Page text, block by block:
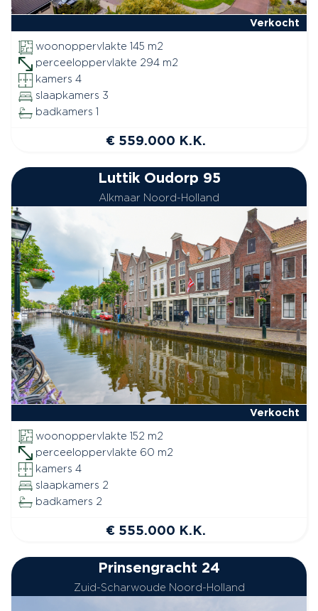
Verkocht
woonoppervlakte 145 m2
perceeloppervlakte 294 m2
kamers 4
slaapkamers 3
badkamers 1
€ 559.000 K.K.
Luttik Oudorp 95
Alkmaar Noord-Holland
Verkocht
woonoppervlakte 152 m2
perceeloppervlakte 60 m2
kamers 4
slaapkamers 2
badkamers 2
€ 555.000 K.K.
Prinsengracht 24
Zuid-Scharwoude Noord-Holland